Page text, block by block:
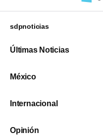
sdpnoticias
Últimas Noticias
México
Internacional
Opinión